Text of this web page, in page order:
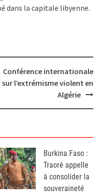
dans la capitale libyenne.
Conférence internationale
sur l’extrémisme violent en
Algérie
Burkina Faso :
Traoré appelle
à consolider la
souveraineté